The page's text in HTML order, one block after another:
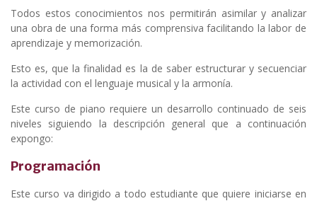
Todos estos conocimientos nos permitirán asimilar y analizar
una obra de una forma más comprensiva facilitando la labor de
aprendizaje y memorización.
Esto es, que la finalidad es la de saber estructurar y secuenciar
la actividad con el lenguaje musical y la armonía.
Este curso de piano requiere un desarrollo continuado de seis
niveles siguiendo la descripción general que a continuación
expongo:
Programación
Este curso va dirigido a todo estudiante que quiere iniciarse en